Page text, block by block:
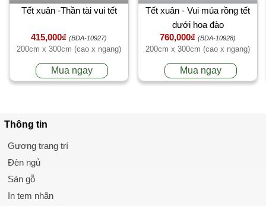
Tết xuân -Thần tài vui tết
415,000₫ (BDA-10927)
200cm x 300cm (cao x ngang)
Mua ngay
Tết xuân - Vui múa rồng tết
dưới hoa đào
760,000₫ (BDA-10928)
200cm x 300cm (cao x ngang)
Mua ngay
Thông tin
Gương trang trí
Đèn ngủ
Sàn gỗ
In tem nhãn